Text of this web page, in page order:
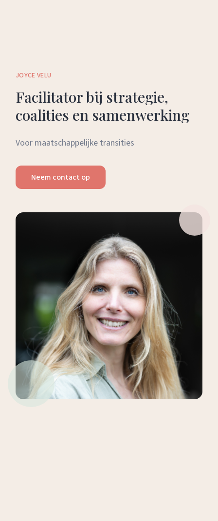
JOYCE VELU
Facilitator bij strategie,
coalities en samenwerking
Voor maatschappelijke transities
Neem contact op